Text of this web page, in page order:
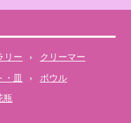
リー
クリーマー
・皿
ボウル
瓶